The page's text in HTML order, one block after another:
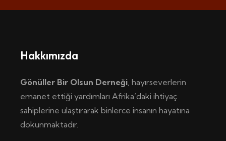
Hakkımızda
Gönüller Bir Olsun Derneği , hayırseverlerin
emanet ettiği yardımları Afrika’daki ihtiyaç
sahiplerine ulaştırarak binlerce insanın hayatına
dokunmaktadır.